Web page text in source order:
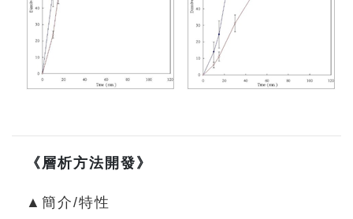
《層析方法開發》
▲簡介/特性